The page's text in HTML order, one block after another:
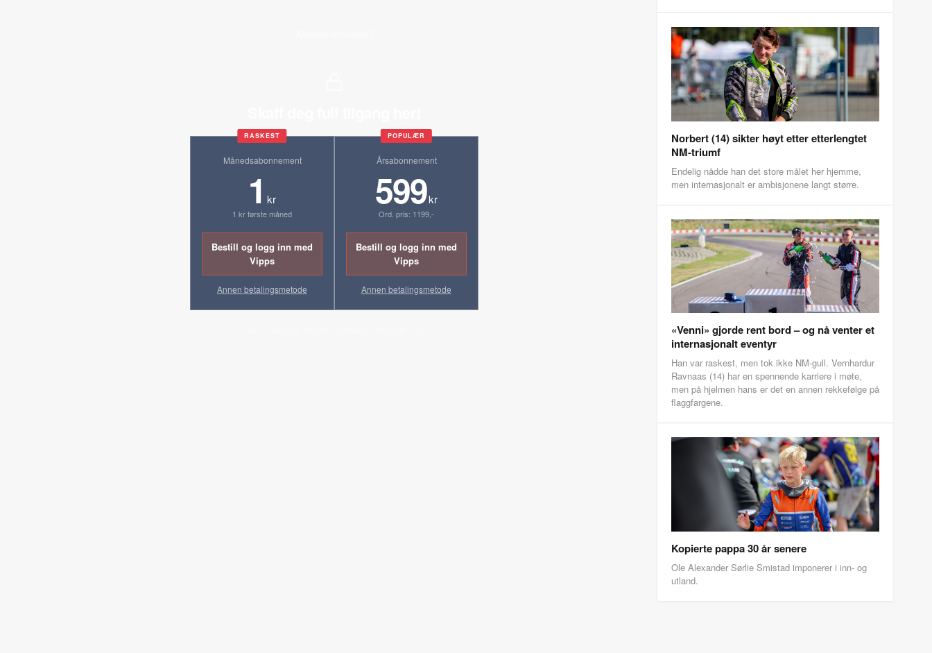
RASKEST
Månedsabonnement
1 kr
1 kr første måned
Bestill og logg inn med
Vipps
Annen betalingsmetode
POPULÆR
Årsabonnement
599kr
Ord. pris: 1199,-
Bestill og logg inn med
Vipps
Annen betalingsmetode
Norbert (14) sikter høyt etter etterlengtet
NM-triumf
Endelig nådde han det store målet her hjemme,
men internasjonalt er ambisjonene langt større.
«Venni» gjorde rent bord – og nå venter et
internasjonalt eventyr
Han var raskest, men tok ikke NM-gull. Vernhardur
Ravnaas (14) har en spennende karriere i møte,
men på hjelmen hans er det en annen rekkefølge på
flaggfargene.
Kopierte pappa 30 år senere
Ole Alexander Sørlie Smistad imponerer i inn- og
utland.